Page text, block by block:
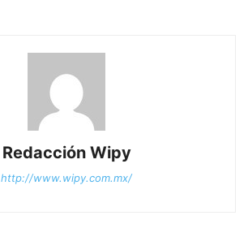
Redacción Wipy
http://www.wipy.com.mx/